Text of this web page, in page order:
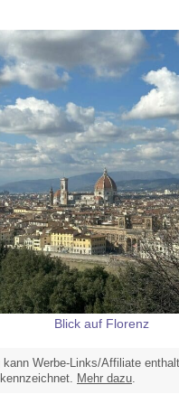
Blick auf Florenz
kann Werbe-Links/Affiliate
Mehr dazu.